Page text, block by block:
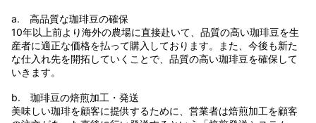
a. 高品質な珈琲豆の確保
10年以上前より海外の農場に直接赴いて、品質の高い珈琲豆を生
産者に適正な価格を払って購入しております。また、今後も新た
な仕入れ先を開拓していくことで、品質の高い珈琲豆を確保して
いきます。
b. 珈琲豆の焙煎加工・発送
美味しい珈琲を顧客に提供するために、営業者は焙煎加工を顧客